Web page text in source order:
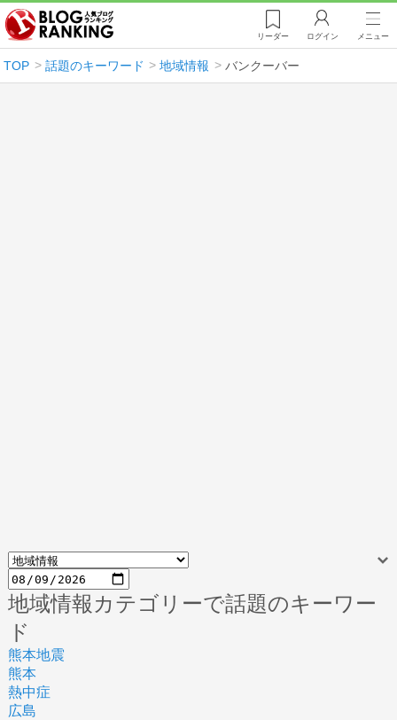
リーダー ログイン メニュー
TOP 話題のキーワード 地域情報 バンクーバー
地域情報カテゴリーで話題のキーワー
ド
熊本地震
熊本
熱中症
広島